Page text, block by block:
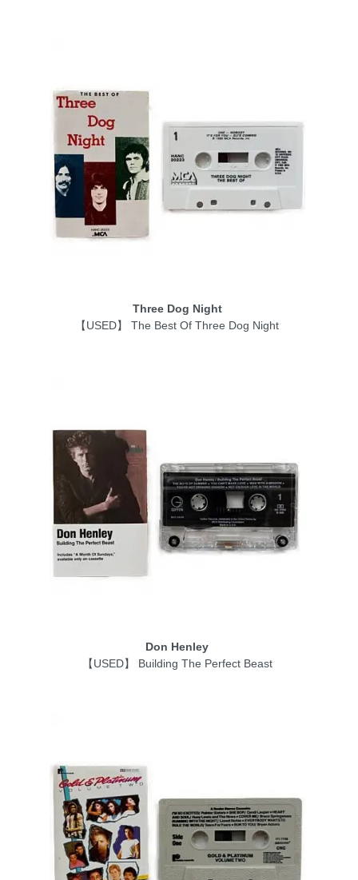
Three Dog Night
【USED】 The Best Of Three Dog Night
Don Henley
【USED】 Building The Perfect Beast